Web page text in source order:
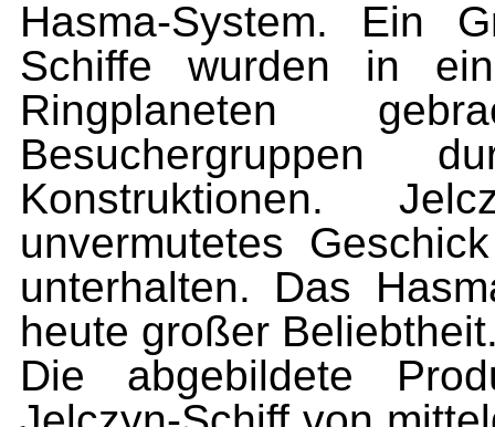
Hasma-System. Ein
Schiffe wurden in
Ringplaneten
Besuchergruppen
Konstruktionen.
unvermutetes
unterhalten. Das
heute großer
Die abgebildete